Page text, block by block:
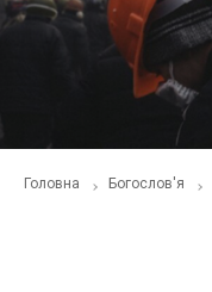
Головна Богослов'я